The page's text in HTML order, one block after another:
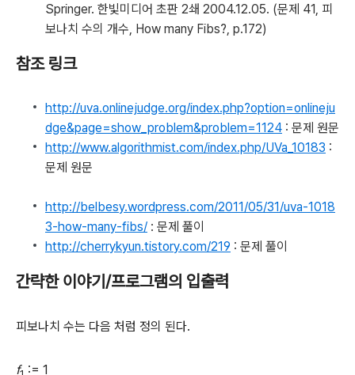
Springer. 한빛미디어 초판 2쇄 2004.12.05. (문제 41, 피
보나치 수의 개수, How many Fibs?, p.172)
참조 링크
http://uva.onlinejudge.org/index.php?option=onlineju
dge&page=show_problem&problem=1124 : 문제 원문
http://www.algorithmist.com/index.php/UVa_10183 :
문제 원문
http://belbesy.wordpress.com/2011/05/31/uva-1018
3-how-many-fibs/ : 문제 풀이
http://cherrykyun.tistory.com/219 : 문제 풀이
간략한 이야기/프로그램의 입출력
피보나치 수는 다음 처럼 정의 된다.
f := 1